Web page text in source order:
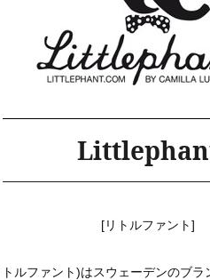
[リトルファント]
ルファント)はスウェーデンのブ